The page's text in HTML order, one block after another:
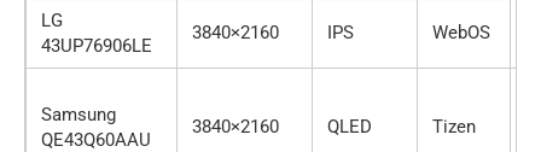
LG
43UP76906LE
3840×2160 IPS WebOS
Samsung
QE43Q60AAU
3840×2160 QLED Tizen